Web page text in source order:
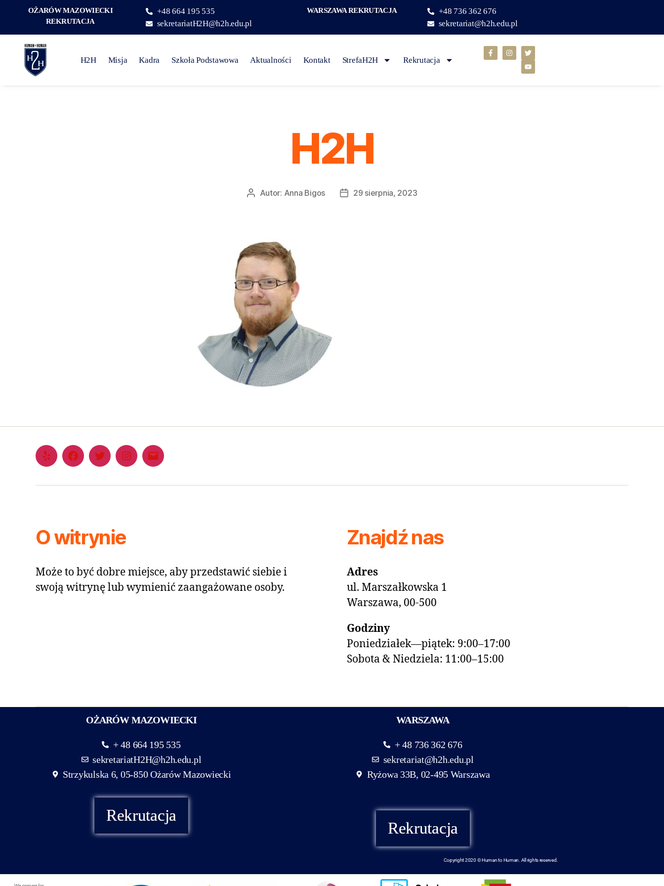
OŻARÓW MAZOWIECKI
REKRUTACJA
+48 664 195 535
sekretariatH2H@h2h.edu.pl
WARSZAWA REKRUTACJA
+48 736 362 676
sekretariat@h2h.edu.pl
H2H Misja Kadra Szkoła Podstawowa Aktualności Kontakt StrefaH2H Rekrutacja
H2H
Autor: Anna Bigos 29 sierpnia, 2023
O witrynie
Może to być dobre miejsce, aby przedstawić siebie i
swoją witrynę lub wymienić zaangażowane osoby.
Znajdź nas
Adres
ul. Marszałkowska 1
Warszawa, 00-500
Godziny
Poniedziałek—piątek: 9:00–17:00
Sobota & Niedziela: 11:00–15:00
OŻARÓW MAZOWIECKI
+ 48 664 195 535
sekretariatH2H@h2h.edu.pl
Strzykulska 6, 05-850 Ożarów Mazowiecki
Rekrutacja
WARSZAWA
+ 48 736 362 676
sekretariat@h2h.edu.pl
Ryżowa 33B, 02-495 Warszawa
Rekrutacja
Copyright 2020 © Human to Human. All rights reserved.